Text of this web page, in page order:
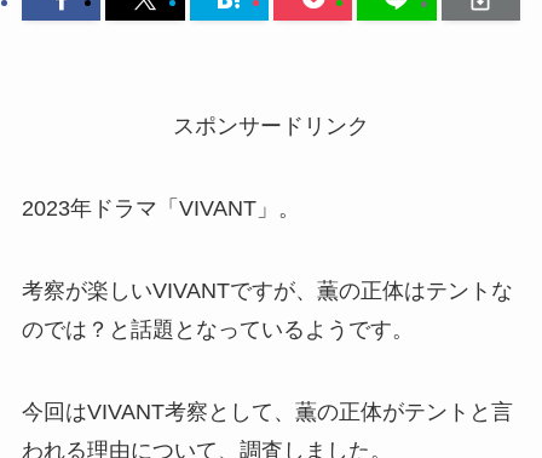
スポンサードリンク
2023年ドラマ「VIVANT」。
考察が楽しいVIVANTですが、薫の正体はテントな
のでは？と話題となっているようです。
今回はVIVANT考察として、薫の正体がテントと言
われる理由について、調査しました。